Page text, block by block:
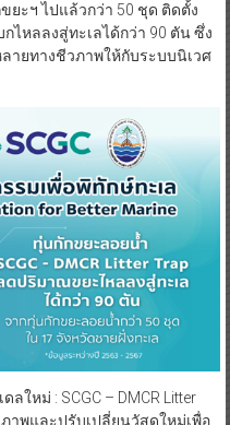
ยะฯ ไปแล้วกว่า 50 ชุด ติดตั้ง
ไหลลงสู่ทะเลได้กว่า 90 ตัน ซึ่ง
ายทางชีวภาพให้กับระบบนิเวศ
ใหม่ : SCGC – DMCR Litter
าพและปรับเปลี่ยนวัสดุใหม่เพื่อ